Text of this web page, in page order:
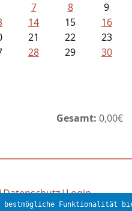
7 8
9
14 15
16
21 22
23
28 29
30
Gesamt: 0,00€
Datenschutz|Login
bestmögliche Funktionalität